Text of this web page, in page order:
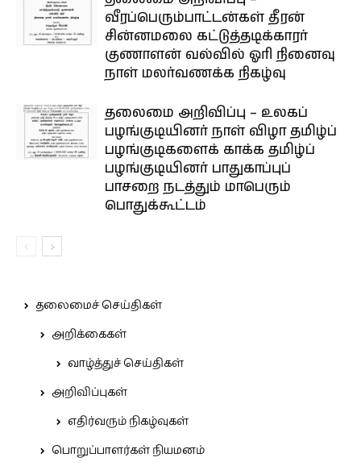
வீரப்பெரும்பாட்டன்கள் தீரன்
சின்னமலை கட்டுத்தடிக்காரர்
குணாளன் வல்வில் ஓரி நினைவு
நாள் மலர்வணக்க நிகழ்வு
தலைமை அறிவிப்பு – உலகப்
பழங்குடியினர் நாள் விழா தமிழ்ப்
பழங்குடிகளைக் காக்க தமிழ்ப்
பழங்குடியினர் பாதுகாப்புப்
பாசறை நடத்தும் மாபெரும்
பொதுக்கூட்டம்
தலைமைச் செய்திகள்
அறிக்கைகள்
வாழ்த்துச் செய்திகள்
அறிவிப்புகள்
எதிர்வரும் நிகழ்வுகள்
பொறுப்பாளர்கள் நியமனம்